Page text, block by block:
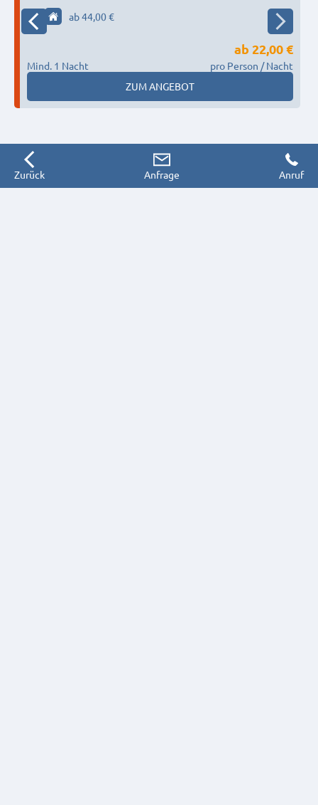
1x ab 44,00 €
Mind. 1 Nacht
ab 22,00 €
pro Person / Nacht
ZUM ANGEBOT
Zurück Anfrage Anruf